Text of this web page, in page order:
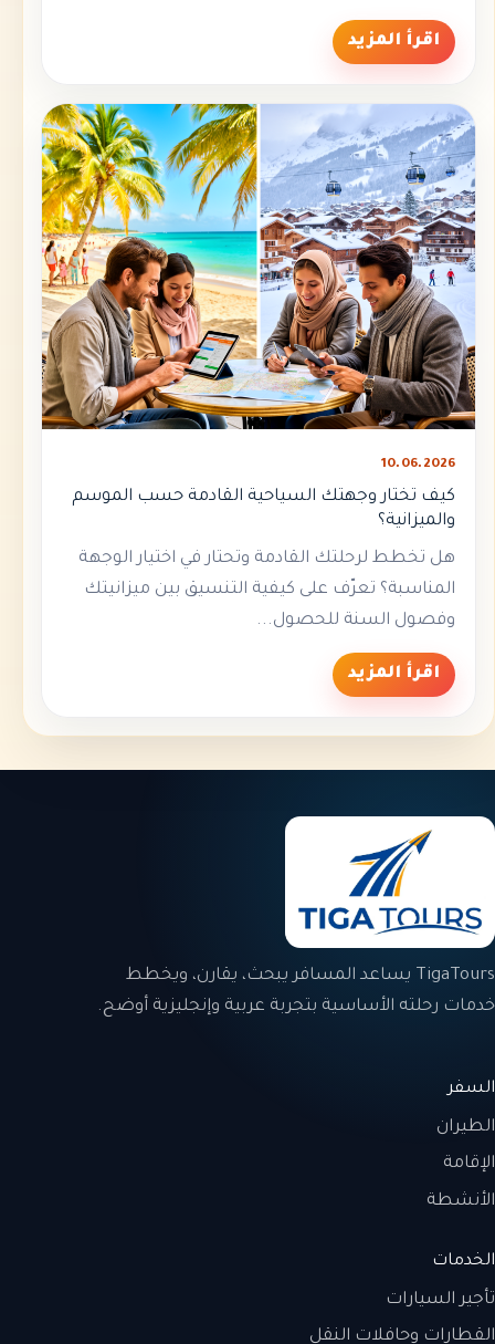
اقرأ المزيد
10.06.2026
كيف تختار وجهتك السياحية القادمة حسب الموسم
والميزانية؟
هل تخطط لرحلتك القادمة وتحتار في اختيار الوجهة
المناسبة؟ تعرّف على كيفية التنسيق بين ميزانيتك
وفصول السنة للحصول...
اقرأ المزيد
TigaTours يساعد المسافر يبحث، يقارن، ويخطط
خدمات رحلته الأساسية بتجربة عربية وإنجليزية أوضح.
السفر
الطيران
الإقامة
الأنشطة
الخدمات
تأجير السيارات
القطارات وحافلات النقل